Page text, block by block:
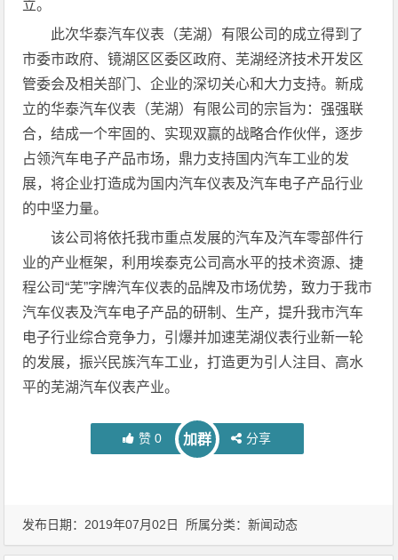
立。
此次华泰汽车仪表（芜湖）有限公司的成立得到了
市委市政府、镜湖区区委区政府、芜湖经济技术开发区
管委会及相关部门、企业的深切关心和大力支持。新成
立的华泰汽车仪表（芜湖）有限公司的宗旨为：强强联
合，结成一个牢固的、实现双赢的战略合作伙伴，逐步
占领汽车电子产品市场，鼎力支持国内汽车工业的发
展，将企业打造成为国内汽车仪表及汽车电子产品行业
的中坚力量。
该公司将依托我市重点发展的汽车及汽车零部件行
业的产业框架，利用埃泰克公司高水平的技术资源、捷
程公司“芜”字牌汽车仪表的品牌及市场优势，致力于我市
汽车仪表及汽车电子产品的研制、生产，提升我市汽车
电子行业综合竞争力，引爆并加速芜湖仪表行业新一轮
的发展，振兴民族汽车工业，打造更为引人注目、高水
平的芜湖汽车仪表产业。
赞 0 加群 分享
发布日期：2019年07月02日 所属分类：新闻动态